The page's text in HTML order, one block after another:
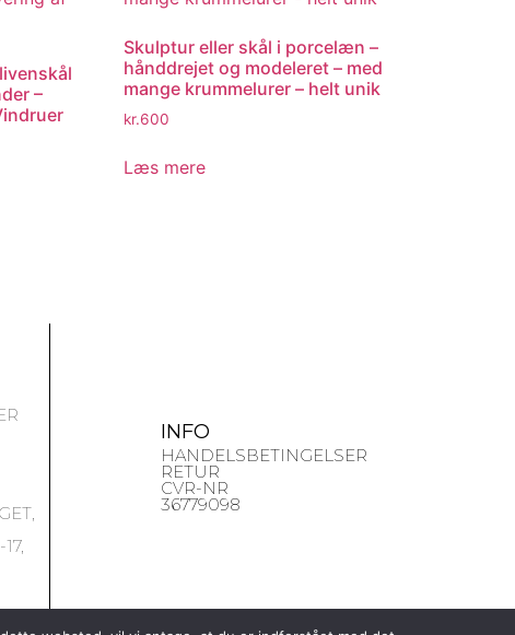
–
Skulptur eller skål i porcelæn –
hånddrejet og modeleret – med
mange krummelurer – helt unik
kr.600
Læs mere
INFO
HANDELSBETINGELSER
RETUR
CVR-NR
36779098